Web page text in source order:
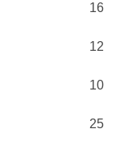
16
12
10
25